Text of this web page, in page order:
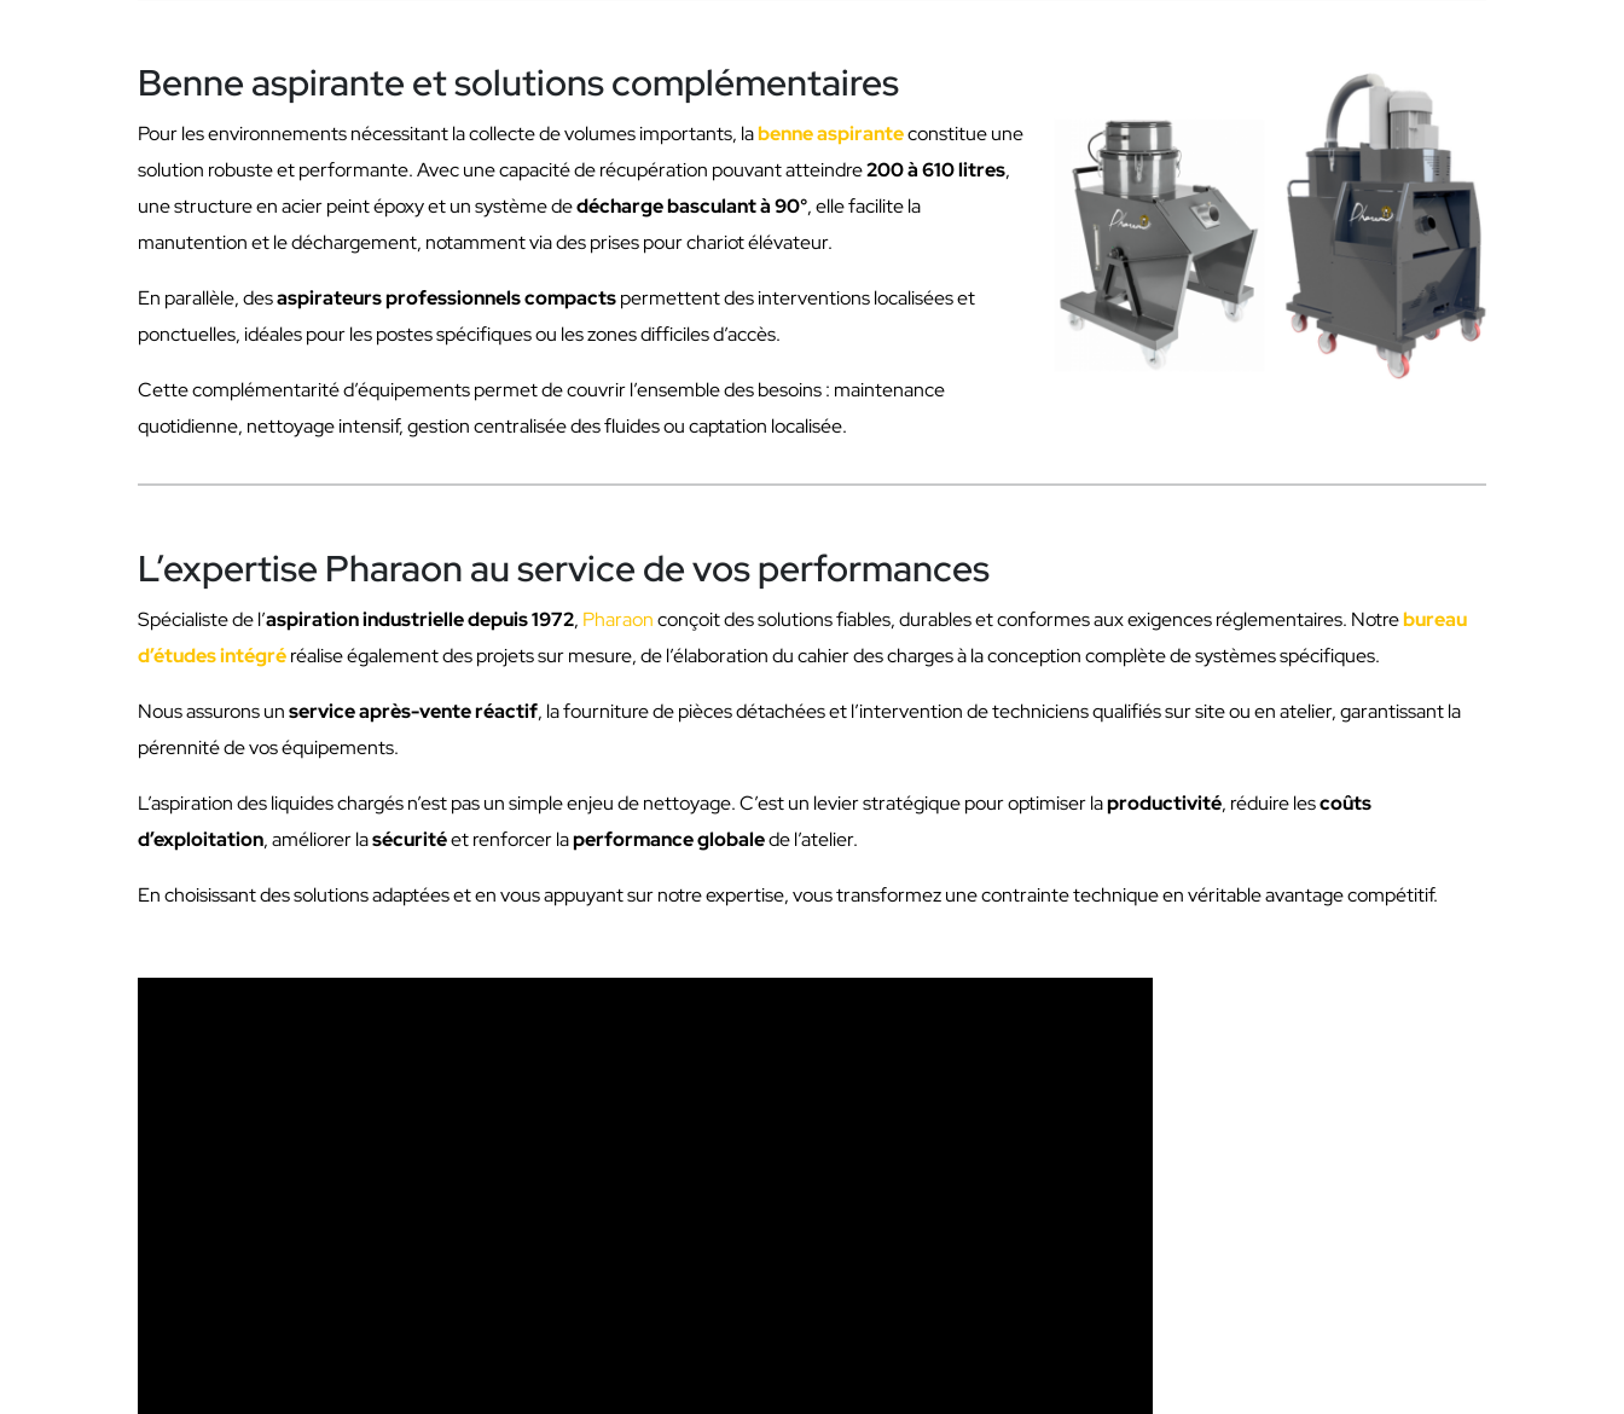
Benne aspirante et solutions complémentaires
Pour les environnements nécessitant la collecte de volumes importants, labenne aspiranteconstitue une
solution robuste et performante. Avec une capacité de récupération pouvant atteindre200 à 610 litres,
une structure en acier peint époxy et un système dedécharge basculant à 90°, elle facilite la
manutention et le déchargement, notamment via des prises pour chariot élévateur.
En parallèle, desaspirateurs professionnels compactspermettent des interventions localisées et
ponctuelles, idéales pour les postes spécifiques ou les zones difficiles d’accès.
Cette complémentarité d’équipements permet de couvrir l’ensemble des besoins : maintenance
quotidienne, nettoyage intensif, gestion centralisée des fluides ou captation localisée.
L’expertise Pharaon au service de vos performances
Spécialiste de l’aspiration industrielle depuis 1972, Pharaonconçoit des solutions fiables, durables et conformes aux exigences réglementaires. Notrebureau
d’études intégréréalise également des projets sur mesure, de l’élaboration du cahier des charges à la conception complète de systèmes spécifiques.
Nous assurons unservice après-vente réactif, la fourniture de pièces détachées et l’intervention de techniciens qualifiés sur site ou en atelier, garantissant la
pérennité de vos équipements.
L’aspiration des liquides chargés n’est pas un simple enjeu de nettoyage. C’est un levier stratégique pour optimiser laproductivité, réduire lescoûts
d’exploitation, améliorer lasécuritéet renforcer laperformance globalede l’atelier.
En choisissant des solutions adaptées et en vous appuyant sur notre expertise, vous transformez une contrainte technique en véritable avantage compétitif.